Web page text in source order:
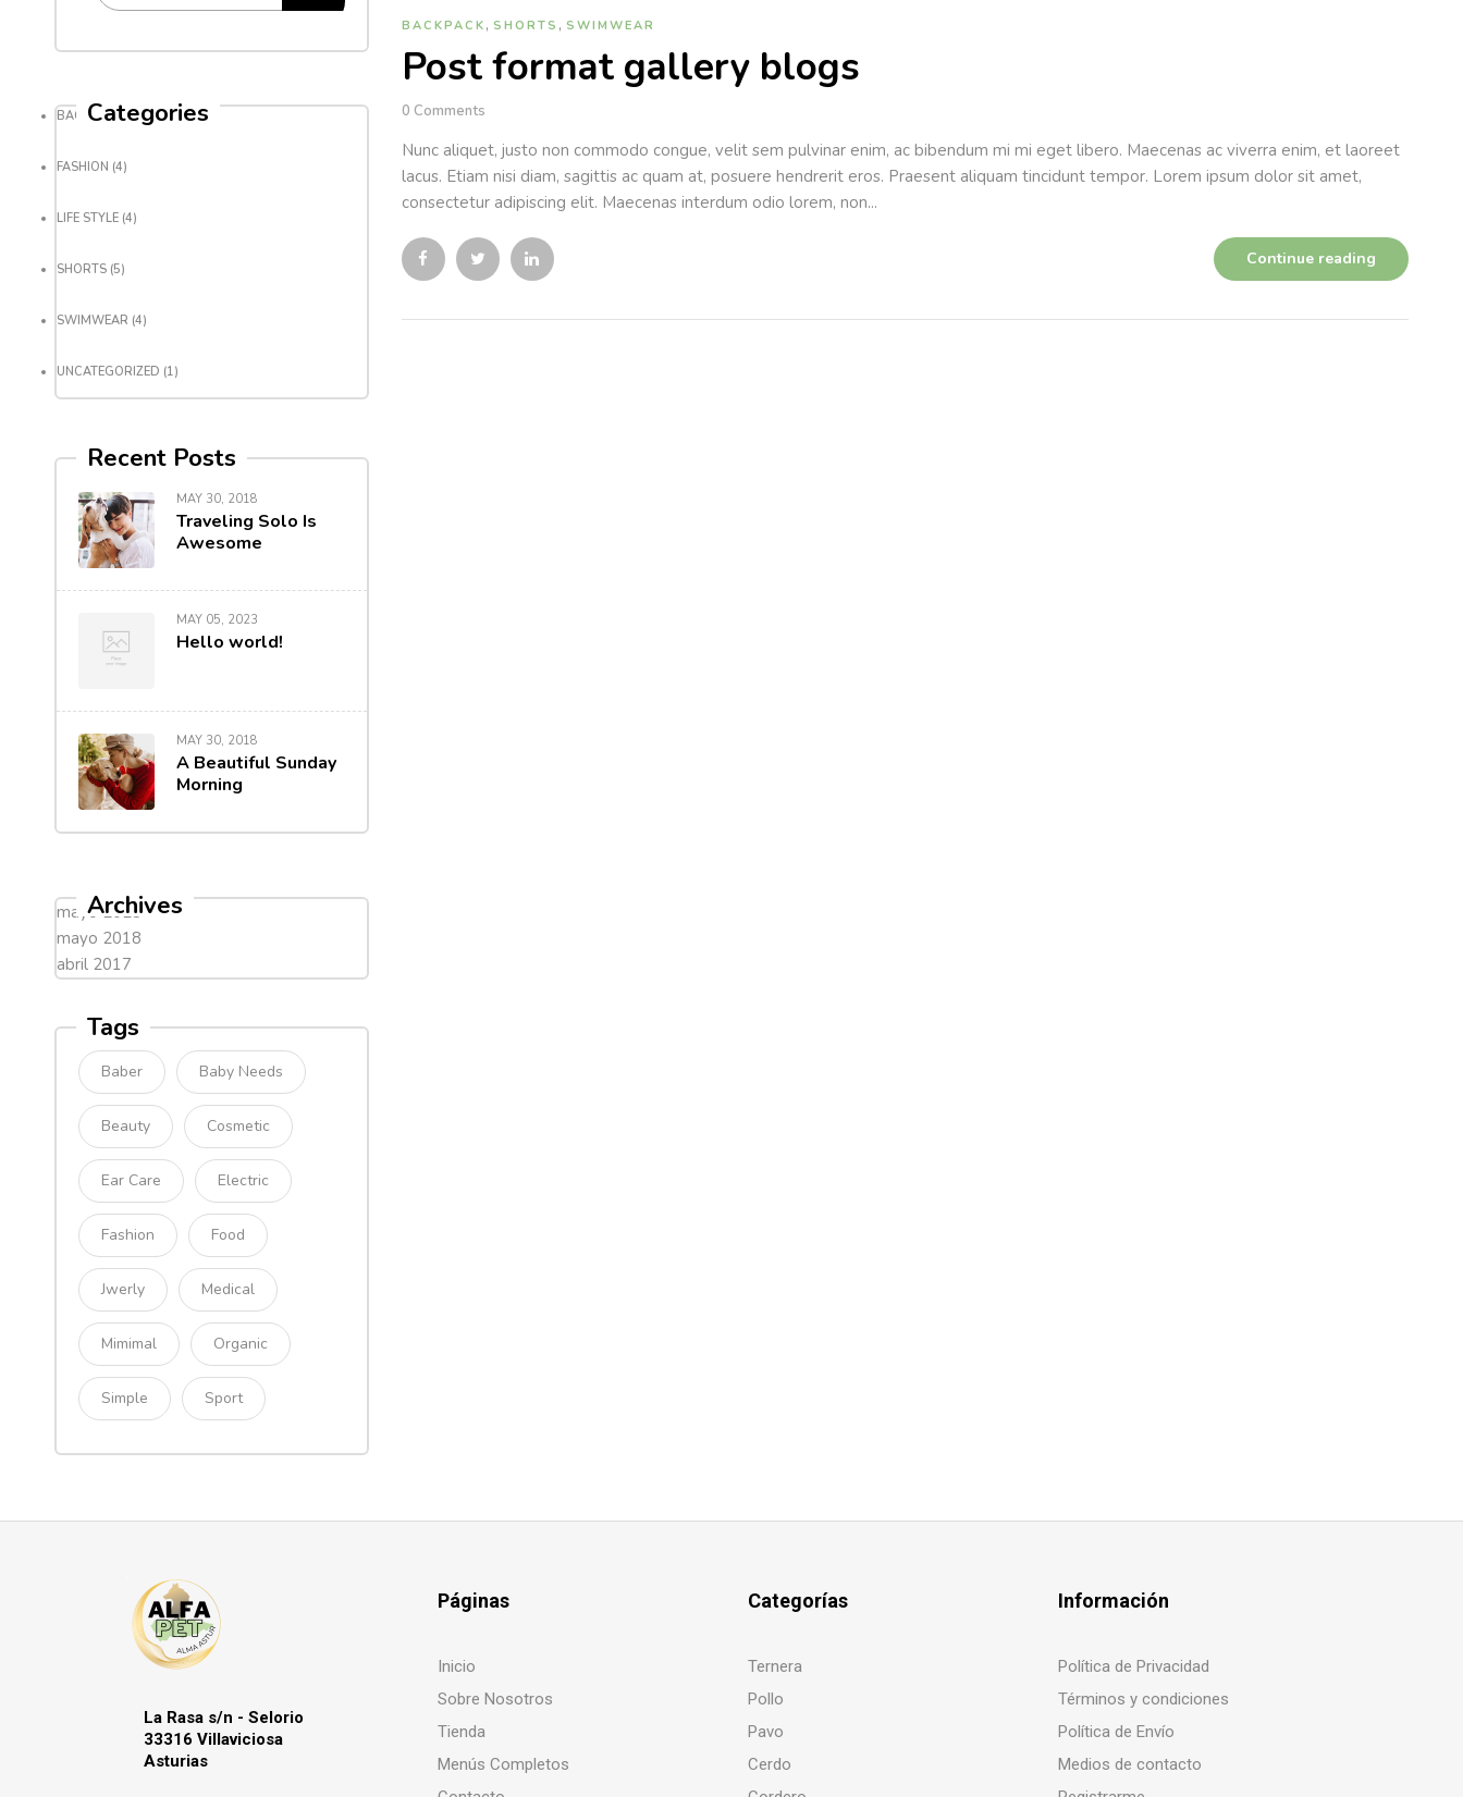
Categories
BACKPACK(8)
FASHION (4)
LIFE STYLE (4)
SHORTS (5)
SWIMWEAR (4)
UNCATEGORIZED (1)
Recent Posts
MAY 30, 2018
Traveling Solo Is
Awesome
MAY 05, 2023
Hello world!
MAY 30, 2018
A Beautiful Sunday
Morning
Archives
mayo 2023
mayo 2018
abril 2017
Tags
Baber Baby Needs
Beauty Cosmetic
Ear Care Electric
Fashion Food
Jwerly Medical
Mimimal Organic
Simple Sport
BACKPACK , SHORTS , SWIMWEAR
Post format gallery blogs
0 Comments
Nunc aliquet, justo non commodo congue, velit sem pulvinar enim, ac bibendum mi mi eget libero. Maecenas ac viverra enim, et laoreet
lacus. Etiam nisi diam, sagittis ac quam at, posuere hendrerit eros. Praesent aliquam tincidunt tempor. Lorem ipsum dolor sit amet,
consectetur adipiscing elit. Maecenas interdum odio lorem, non...
Continue reading
La Rasa s/n - Selorio
33316 Villaviciosa
Asturias
Páginas
Inicio
Sobre Nosotros
Tienda
Menús Completos
Categorías
Ternera
Pollo
Pavo
Cerdo
Información
Política de Privacidad
Términos y condiciones
Política de Envío
Medios de contacto